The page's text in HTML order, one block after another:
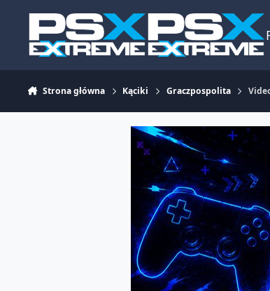
Strona główna Kąciki Graczpospolita